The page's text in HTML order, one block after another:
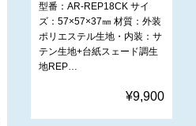
型番：AR-REP18CK サイ
ズ：57×57×37㎜ 材質：外装
ポリエステル生地・内装：サ
テン生地+台紙スェード調生
地REP…
¥9,900